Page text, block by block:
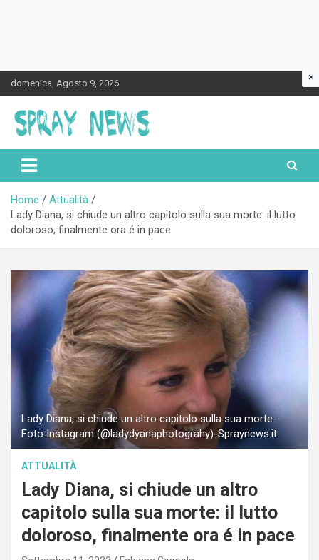
Skip
to
content
domenica, Agosto 9, 2026
Spraynews.it
Home
Attualità
Lady Diana, si chiude un altro capitolo sulla sua morte: il lutto
doloroso, finalmente ora é in pace
Lady Diana, si chiude un altro capitolo sulla sua morte-
Foto Instagram (@ladydyanaphotograhy)-Spraynews.it
ATTUALITÀ
Lady Diana, si chiude un altro
capitolo sulla sua morte: il lutto
doloroso, finalmente ora é in pace
×